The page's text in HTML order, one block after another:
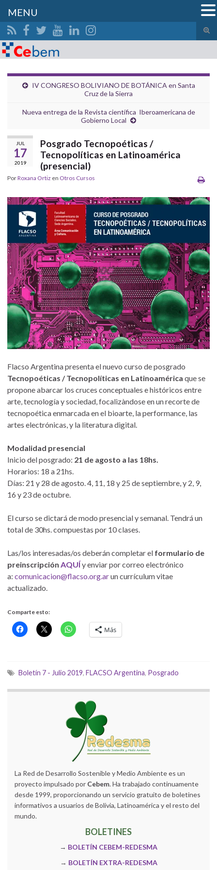
el
Search for:
IV CONGRESO BOLIVIANO DE BOTÁNICA en Santa
Cruz de la Sierra
Nueva entrega de la Revista científica Iberoamericana de
Gobierno Local
JUL
17
2019
Posgrado Tecnopoéticas /
Tecnopolíticas en Latinoamérica
(presencial)
PorRoxana Ortiz en Otros Cursos
Flacso Argentina presenta el nuevo curso de posgrado
Tecnopoéticas / Tecnopolíticas en Latinoamérica que se
propone abarcar los cruces conceptuales e históricos entre
arte, tecnología y sociedad, focalizàndose en un recorte de
tecnopoética enmarcada en el bioarte, la performance, las
artes electrónicas, y la literatura digital.
Modalidad presencial
Inicio del posgrado: 21 de agosto a las 18hs.
Horarios: 18 a 21hs.
Días: 21 y 28 de agosto. 4, 11, 18 y 25 de septiembre, y 2, 9,
16 y 23 de octubre.
El curso se dictará de modo presencial y semanal. Tendrá un
total de 30hs. compuestas por 10 clases.
Las/los interesadas/os deberán completar el formulario de
preinscripción AQUÍy enviar por correo electrónico
a: comunicacion@flacso.org.arun currículum vitae
actualizado.
Comparte esto:
Más
Boletín 7 - Julio 2019, FLACSO Argentina, Posgrado
La Red de Desarrollo Sostenible y Medio Ambiente es un
proyecto impulsado por Cebem. Ha trabajado continuamente
desde 1999, proporcionando un servicio gratuito de boletines
informativos a usuarios de Bolivia, Latinoamérica y el resto del
mundo.
BOLETINES
→ BOLETÍN CEBEM-REDESMA
→ BOLETÍN EXTRA-REDESMA
MENU